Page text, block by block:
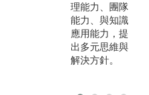
理能力、團隊
能力、與知識
應用能力，提
出多元思維與
解決方針。